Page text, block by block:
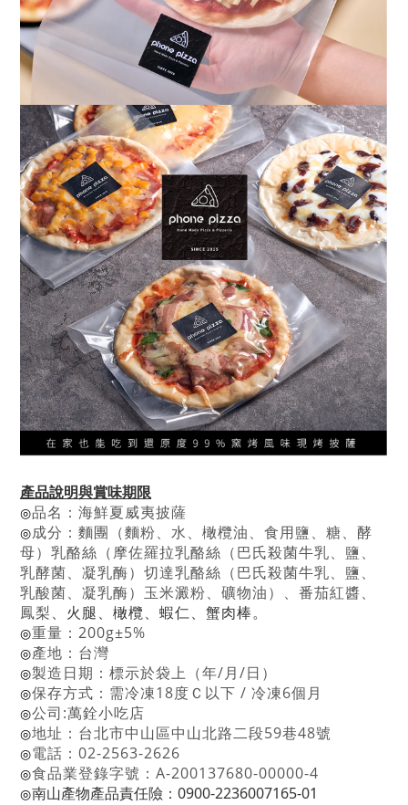
產品說明與賞味期限
◎品名：海鮮夏威夷披薩
◎成分：麵團（麵粉、水、橄欖油、食用鹽、糖、酵
母） 乳酪絲（摩佐羅拉乳酪絲（巴氏殺菌牛乳、鹽、
乳酵菌、凝乳酶） 切達乳酪絲（巴氏殺菌牛乳、鹽、
乳酸菌、凝乳酶）玉米澱粉、 礦物油）、 番茄紅醬、
鳳梨、 火腿、 橄欖、 蝦仁、 蟹肉棒。
◎重量：200g±5%
◎產地：台灣
◎製造日期：標示於袋上（年/月/日）
◎保存方式：需冷凍18度Ｃ以下 / 冷凍6個月
◎公司:萬銓小吃店
◎地址：台北市中山區中山北路二段59巷48號
◎電話：02-2563-2626
◎食品業登錄字號：A-200137680-00000-4
◎南山產物產品責任險：0900-2236007165-01